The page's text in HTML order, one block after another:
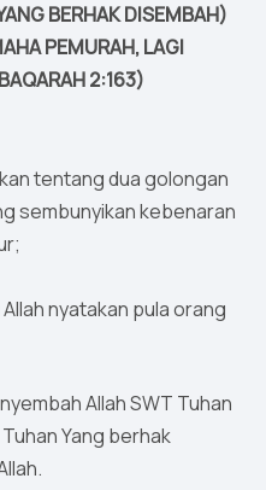
BERHAK DISEMBAH)
PEMURAH, LAGI
2:163)
tentang dua golongan
sembunyikan kebenaran
nyatakan pula orang
Allah SWT Tuhan
Yang berhak